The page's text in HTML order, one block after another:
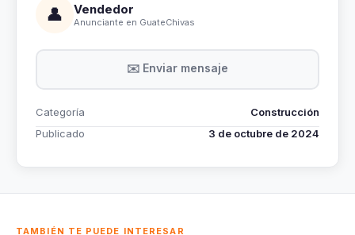
👤 Vendedor
Anunciante en GuateChivas
✉️ Enviar mensaje
Categoría
Construcción
Publicado
3 de octubre de 2024
TAMBIÉN TE PUEDE INTERESAR